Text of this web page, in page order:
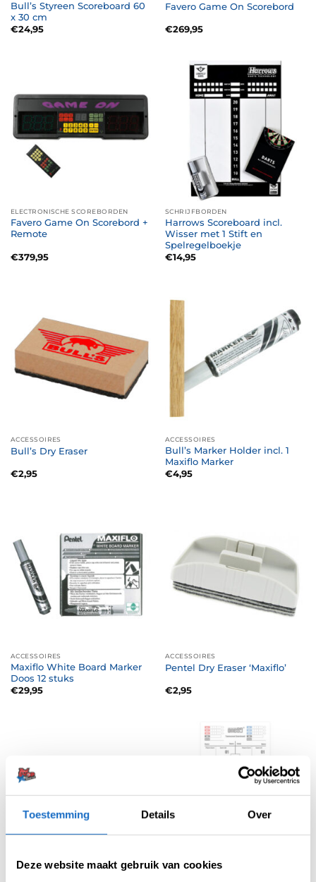
Toestemming Details Over
Deze website maakt gebruik van cookies
Bull’s Styreen Scoreboard 60
x 30 cm
€24,95
Favero Game On Scorebord
€269,95
ELECTRONISCHE SCOREBORDEN
Favero Game On Scorebord +
Remote
€379,95
SCHRIJFBORDEN
Harrows Scoreboard incl.
Wisser met 1 Stift en
Spelregelboekje
€14,95
ACCESSOIRES
Bull’s Dry Eraser
€2,95
ACCESSOIRES
Bull’s Marker Holder incl. 1
Maxiflo Marker
€4,95
ACCESSOIRES
Maxiflo White Board Marker
Doos 12 stuks
€29,95
ACCESSOIRES
Pentel Dry Eraser ‘Maxiflo’
€2,95